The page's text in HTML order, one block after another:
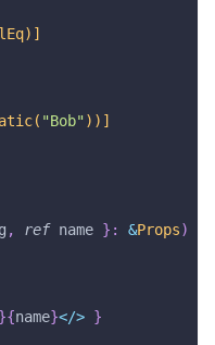
"Bob" ))]
, ref name } : &Props)
}{name}</> }